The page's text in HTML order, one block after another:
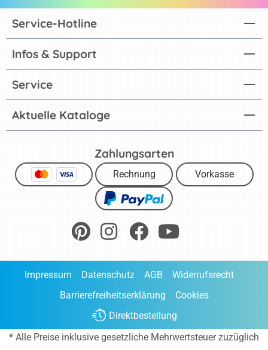
Aktuelle Kataloge
Service-Hotline
Infos & Support
Service
Zahlungsarten
Rechnung Vorkasse
Impressum Datenschutz AGB
Widerrufsrecht
Barrierefreiheitserklärung
Cookies
Direktbestellung
* Alle Preise inklusive gesetzliche Mehrwertsteuer zuzüglich